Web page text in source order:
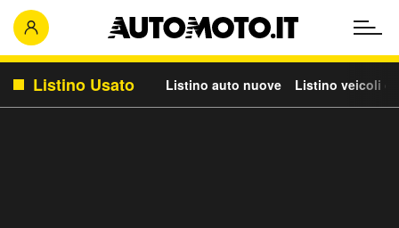
Listino Usato Listino auto nuove Listino veicoli